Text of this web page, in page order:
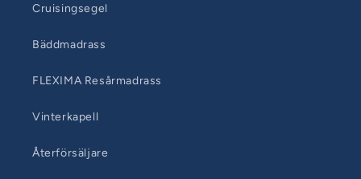
Cruisingsegel
Bäddmadrass
FLEXIMA Resårmadrass
Vinterkapell
Återförsäljare